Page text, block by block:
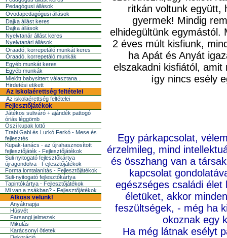
Pedagógusi állások
Óvodapedagógusi állások
Dajka állást keres
Dajka állások
Nyelvtanár állást keres
Nyelvtanári állások
Óraadó, korrepetáló munkát keres
Óraadó, korrepetáló munkák
Egyéb munkát keres
Egyéb munkák
Mielõtt babysittert választana...
Hirdetési etikett
Az iskolaérettség feltételei
Az iskolaérettség feltételei
Fejlesztőjátékok
Játékos suliváró + ajándék pattogó
óriás léggömb
Őszi kupak lottó
Trabi Gabi és Lurkó Ferkó - Mese és
fejlesztés
Kupak-tanács - az újrahasznosított
fejlesztőjáték - Fejlesztőjátékok
Suli nyitogató fejlesztőkártya
újragondolva - Fejlesztőjátékok
Forma lomtalanítás - Fejlesztőjátékok
Suli-nyitogató fejlesztőkártya
Tapintókártya - Fejlesztőjátékok
Mi van a zsákban? - Fejlesztőjátékok
Alkoss velünk!
Anyáknapja
Húsvét
Farsangi jelmezek
Mikulás
Karácsonyi ötletek
ritkán voltunk együtt,
gyermek! Mindig
elhidegültünk egymástól.
2 éves múlt kisfiunk,
ha Apát és Anyát
elszakadni kisfiától,
így nincs esély
Egy párkapcsolat,
érzelmileg, mind
és összhang van a
kapcsolat
egészséges családi
életüket, akkor
feszültségek, - még ha
okoznak egy
Ha még látnak esélyt